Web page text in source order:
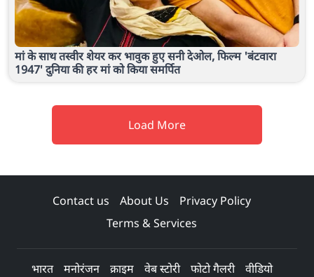
मां के साथ तस्वीर शेयर कर भावुक हुए सनी देओल, फिल्म 'बंटवारा
1947' दुनिया की हर मां को किया समर्पित
Load More
Contact us About Us
Privacy Policy
Terms & Services
भारत मनोरंजन क्राइम वेब स्टोरी फोटो गैलरी वीडियो